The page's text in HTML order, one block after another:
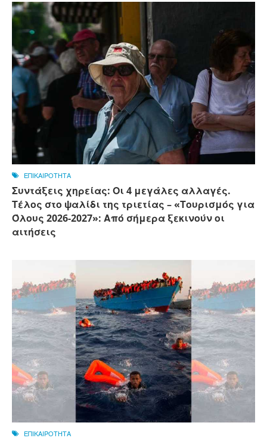
ΕΠΙΚΑΙΡΟΤΗΤΑ
Συντάξεις χηρείας: Οι 4 μεγάλες αλλαγές.
Τέλος στο ψαλίδι της τριετίας – «Τουρισμός για
Όλους 2026-2027»: Από σήμερα ξεκινούν οι
αιτήσεις
ΕΠΙΚΑΙΡΟΤΗΤΑ